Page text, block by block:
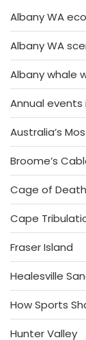
Albany WA
Albany WA
Albany whale
Annual events
Australia’s
Broome’s
Cage of
Cape
Fraser Island
Healesville
How Sports
Hunter Valley